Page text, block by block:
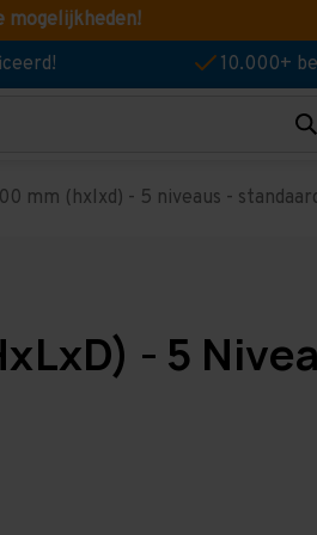
mogelijkheden!
10.000+
mm (hxlxd) - 5 niveaus -
- 5